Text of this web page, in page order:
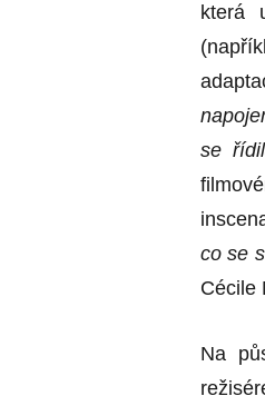
která
se
co se
Cécile
Na